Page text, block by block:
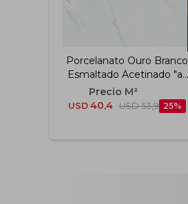
Porcelanato Ouro Branco
Esmaltado Acetinado "a"
120x120 Cm
USD 40,4 USD 53,9 25